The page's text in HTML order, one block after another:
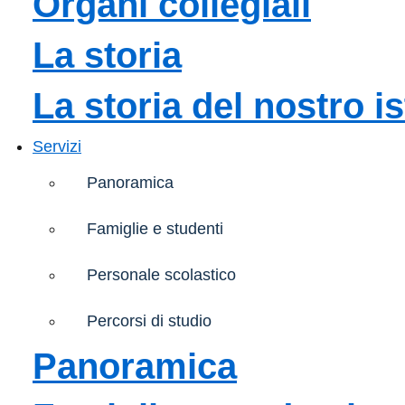
La storia
La storia del nostro
Servizi
Panoramica
Famiglie e studenti
Personale scolastico
Percorsi di studio
Panoramica